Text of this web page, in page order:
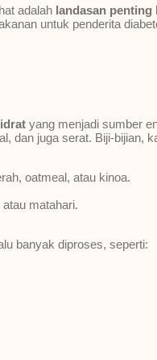
adalah landasan penting
untuk penderita
yang menjadi sumber
dan juga serat. Biji-bijian,
oatmeal, atau kinoa.
matahari.
banyak diproses, seperti: